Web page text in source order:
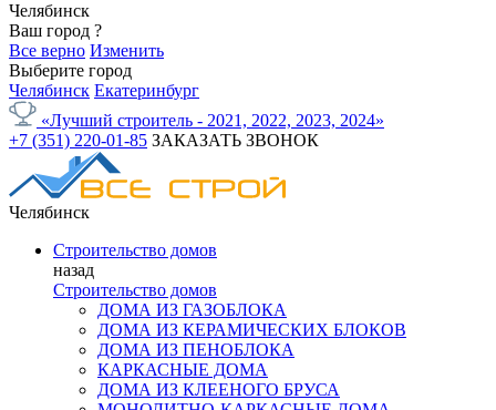
Челябинск
Ваш город ?
Все верно Изменить
Выберите город
Челябинск Екатеринбург
«Лучший строитель - 2021, 2022, 2023, 2024»
+7 (351) 220-01-85 ЗАКАЗАТЬ ЗВОНОК
Челябинск
Строительство домов
назад
Строительство домов
ДОМА ИЗ ГАЗОБЛОКА
ДОМА ИЗ КЕРАМИЧЕСКИХ БЛОКОВ
ДОМА ИЗ ПЕНОБЛОКА
КАРКАСНЫЕ ДОМА
ДОМА ИЗ КЛЕЕНОГО БРУСА